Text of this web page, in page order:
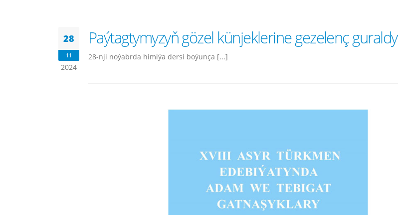
28
11
2024
Paýtagtymyzyň gözel künjeklerine gezelenç guraldy
28-nji noýabrda himiýa dersi boýunça [...]